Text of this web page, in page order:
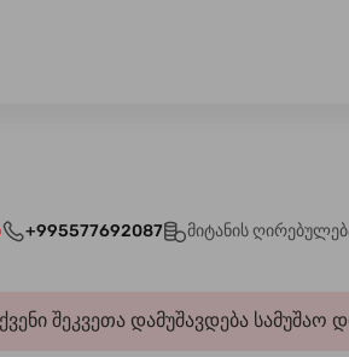
+995577692087 მიტანის
შეკვეთა დამუშავდება სამუშაო